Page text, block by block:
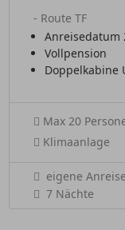
- Route TF
Anreisedatum
Vollpension
Doppelkabine
Max 20
Klimaanlage
eigene Anreise
7 Nächte